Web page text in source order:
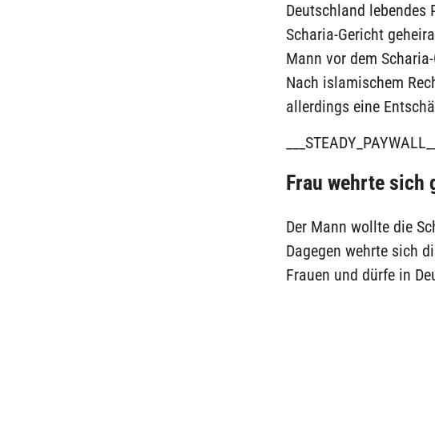
Deutschland lebendes
Scharia-Gericht
Mann vor dem
Nach islamischem
allerdings eine
___STEADY_PAYWALL___
Frau wehrte sich
Der Mann wollte die
Dagegen wehrte sich
Frauen und dürfe in